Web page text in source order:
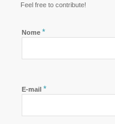
Feel free to contribute!
Nome *
E-mail *